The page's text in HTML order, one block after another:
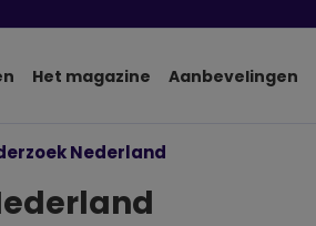
Het magazine Aanbevelingen
Nederland